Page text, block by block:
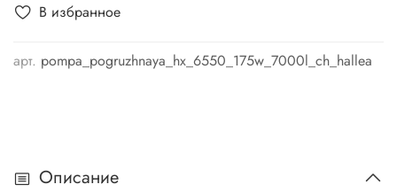
В избранное
арт. pompa_pogruzhnaya_hx_6550_175w_7000l_ch_hallea
Описание